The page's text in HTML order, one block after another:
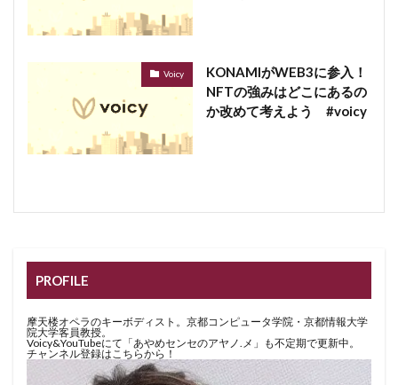
Voicy
KONAMIがWEB3に参入！
NFTの強みはどこにあるの
か改めて考えよう #voicy
PROFILE
摩天楼オペラのキーボディスト。京都コンピュータ学院・京都情報大学
院大学客員教授。
Voicy&YouTubeにて「あやめセンセのアヤノ.メ」も不定期で更新中。
チャンネル登録はこちらから！